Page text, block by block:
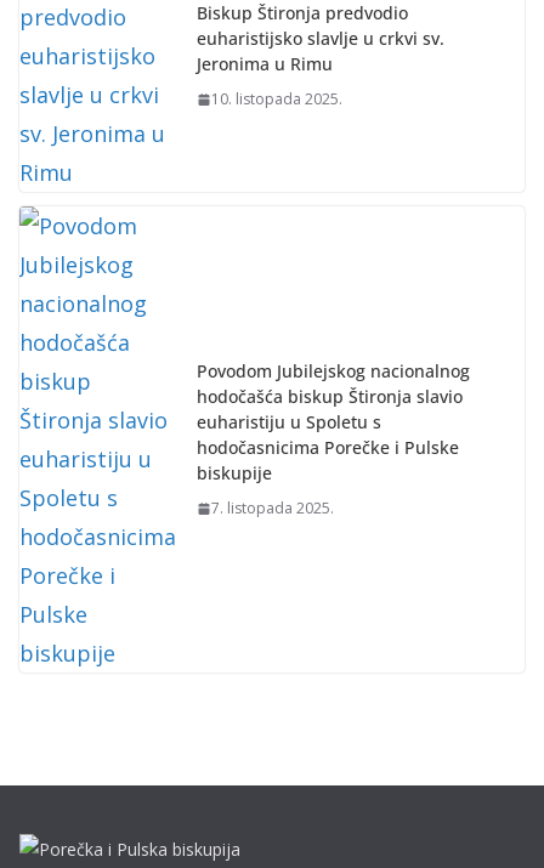
Biskup Štironja predvodio
euharistijsko slavlje u crkvi sv.
Jeronima u Rimu
10. listopada 2025.
Povodom Jubilejskog nacionalnog
hodočašća biskup Štironja slavio
euharistiju u Spoletu s
hodočasnicima Porečke i Pulske
biskupije
7. listopada 2025.